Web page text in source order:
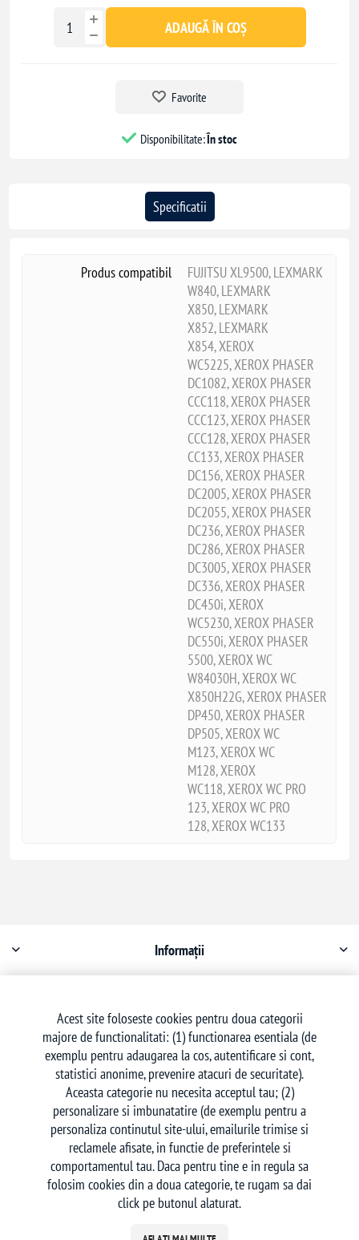
ADAUGĂ ÎN COȘ
Favorite
Disponibilitate:În stoc
Specificatii
Produs compatibil
FUJITSU XL9500, LEXMARK
W840, LEXMARK
X850, LEXMARK
X852, LEXMARK
X854, XEROX
WC5225, XEROX PHASER
DC1082, XEROX PHASER
CCC118, XEROX PHASER
CCC123, XEROX PHASER
CCC128, XEROX PHASER
CC133, XEROX PHASER
DC156, XEROX PHASER
DC2005, XEROX PHASER
DC2055, XEROX PHASER
DC236, XEROX PHASER
DC286, XEROX PHASER
DC3005, XEROX PHASER
DC336, XEROX PHASER
DC450i, XEROX
WC5230, XEROX PHASER
DC550i, XEROX PHASER
5500, XEROX WC
W84030H, XEROX WC
X850H22G, XEROX PHASER
DP450, XEROX PHASER
DP505, XEROX WC
M123, XEROX WC
M128, XEROX
WC118, XEROX WC PRO
123, XEROX WC PRO
128, XEROX WC133
Informații
Serviciu clienți
Urmăriți-ne
Acest site foloseste cookies pentru doua categorii
majore de functionalitati: (1) functionarea esentiala (de
exemplu pentru adaugarea la cos, autentificare si cont,
statistici anonime, prevenire atacuri de securitate).
Aceasta categorie nu necesita acceptul tau; (2)
personalizare si imbunatatire (de exemplu pentru a
personaliza continutul site-ului, emailurile trimise si
reclamele afisate, in functie de preferintele si
comportamentul tau. Daca pentru tine e in regula sa
folosim cookies din a doua categorie, te rugam sa dai
click pe butonul alaturat.